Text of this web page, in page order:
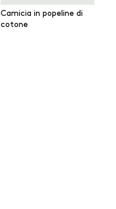
Camicia in popeline di
cotone